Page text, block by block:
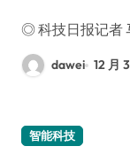
◎ 科技日报记
dawei 12 月
智能科技